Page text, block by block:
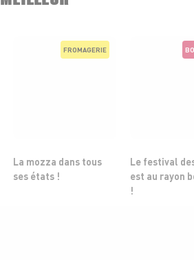
FROMAGERIE
La mozza dans tous
ses états !
Le festival
est au rayon
!